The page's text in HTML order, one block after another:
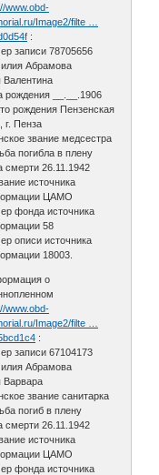
www.obd-
Image2/filte …
:
записи 78705656
Абрамова
рождения __.__.1906
рождения Пензенская
г. Пенза
звание медсестра
погибла в плену
смерти 26.11.1942
источника
ЦАМО
фонда источника
58
описи источника
18003.
о
www.obd-
Image2/filte …
:
записи 67104173
Абрамова
Варвара
звание санитарка
погиб в плену
смерти 26.11.1942
источника
ЦАМО
фонда источника